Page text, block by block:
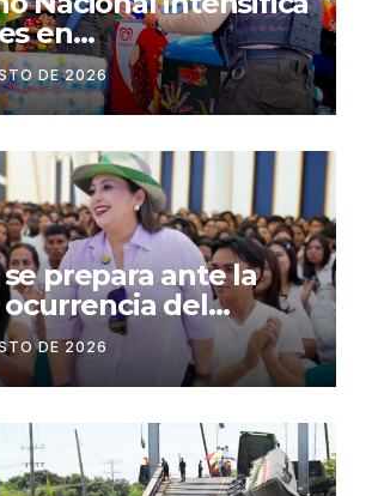
en
y espacios
de Pichincha: 684
en zonas
y de
DE 2026
se prepara ante la
del
de El Niño:
Nacional capacita a
DE 2026